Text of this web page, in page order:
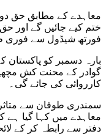
معاہدے کے مطابق حق دو
ختم کیے جائیں گے اور حق
فورتھ شیڈول سے فوری
بارہ دسمبر کو پاکستان
گوادر کے محنت کش
کارروائی کی جائے گی۔
سمندری طوفان سے
معاہدے میں کہا گیا ہے
دفتر سے رابطہ کر کے